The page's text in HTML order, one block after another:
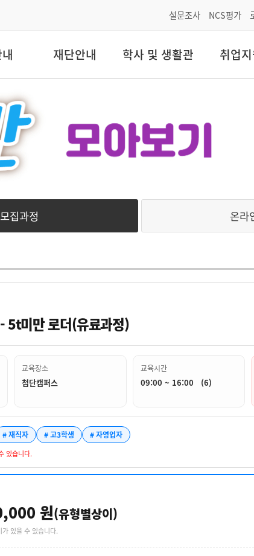
설문조사 NCS평가
재단안내 학사 및 생활관 취업
모집과정 온라
5t미만 로더(유료과정)
교육장소
첨단캠퍼스
교육시간
09:00 ~ 16:00 (6)
# 재직자 # 고3학생 # 자영업자
있습니다.
원(유형별상이)
있을 수 있습니다.